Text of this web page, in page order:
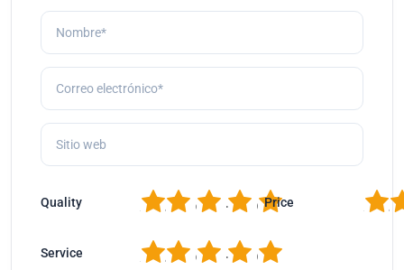
Quality 5
4
3
2 Price 2
Service 5
4
3
2